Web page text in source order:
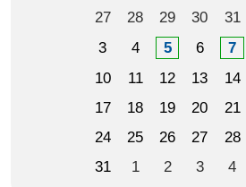
27
28 29 30 31
3
4 5 6 7
10
11 12 13 14
17
18 19 20 21
24
25 26 27 28
31
1 2 3 4